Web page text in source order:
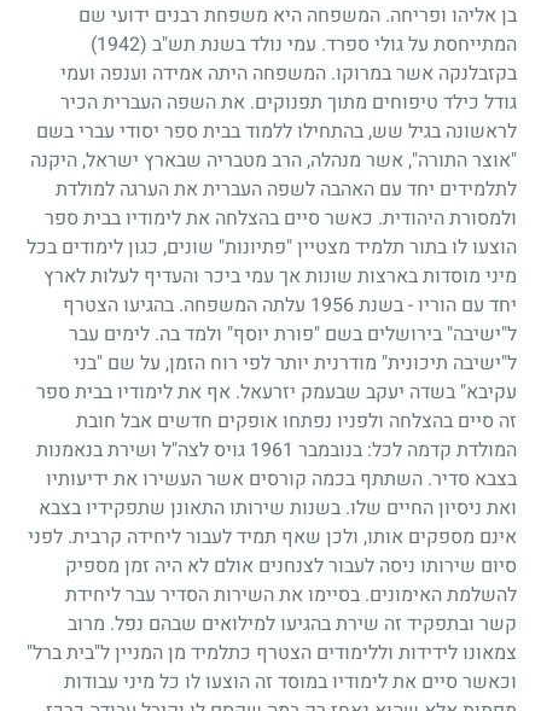
בן אליהו ופריחה. המשפחה היא משפחת רבנים ידועי שם
המתייחסת על גולי ספרד. עמי נולד בשנת תש"ב (1942)
בקזבלנקה אשר במרוקו. המשפחה היתה אמידה וענפה ועמי
גודל כילד טיפוחים מתוך תפנוקים. את השפה העברית הכיר
לראשונה בגיל שש, בהתחילו ללמוד בבית ספר יסודי עברי בשם
"אוצר התורה", אשר מנהלה, הרב מטבריה שבארץ ישראל, היקנה
לתלמידים יחד עם האהבה לשפה העברית את הערגה למולדת
ולמסורת היהודית. כאשר סיים בהצלחה את לימודיו בבית ספר
הוצעו לו בתור תלמיד מצטיין "פתיונות" שונים, כגון לימודים בכל
מיני מוסדות בארצות שונות אך עמי ביכר והעדיף לעלות לארץ
יחד עם הוריו - בשנת1956 עלתה המשפחה. בהגיעו הצטרף
ל"ישיבה" בירושלים בשם "פורת יוסף" ולמד בה. לימים עבר
ל"ישיבה תיכונית" מודרנית יותר לפי רוח הזמן, על שם "בני
עקיבא" בשדה יעקב שבעמק יזרעאל. אף את לימודיו בבית ספר
זה סיים בהצלחה ולפניו נפתחו אופקים חדשים אבל חובת
המולדת קדמה לכל: בנובמבר 1961 גויס לצה"ל ושירת בנאמנות
בצבא סדיר. השתתף בכמה קורסים אשר העשירו את ידיעותיו
ואת ניסיון החיים שלו. בשנות שירותו התאונן שתפקידיו בצבא
אינם מספקים אותו, ולכן שאף תמיד לעבור ליחידה קרבית. לפני
סיום שירותו ניסה לעבור לצנחנים אולם לא היה זמן מספיק
להשלמת האימונים. בסיימו את השירות הסדיר עבר ליחידת
קשר ובתפקיד זה שירת בהגיעו למילואים שבהם נפל. מרוב
צמאונו לידידות וללימודים הצטרף כתלמיד מן המניין ל"בית ברל"
וכאשר סיים את לימודיו במוסד זה הוצעו לו כל מיני עבודות